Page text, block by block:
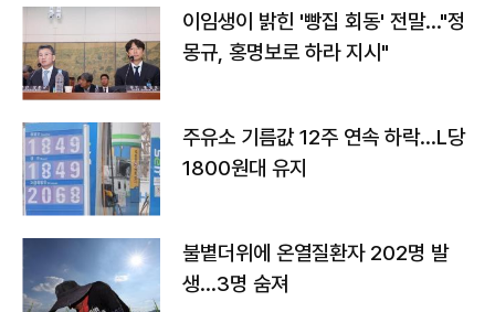
이임생이 밝힌 '빵집 회동' 전말…"정
몽규, 홍명보로 하라 지시"
주유소 기름값 12주 연속 하락…L당
1800원대 유지
불볕더위에 온열질환자 202명 발
생…3명 숨져